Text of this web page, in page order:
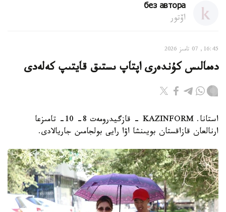
без автора
اۆتور
16:45, 07 تامىز 2026
دەمالىس كۇندەرى اپتاپ ىستىق قايتىپ كەلەدى
استانا. KAZINFORM - قازگيدرومەت 8- 10- تامىزعا
ارنالعان قازاقستان بويىنشا اۋا رايى بولجامىن جاريالادى.